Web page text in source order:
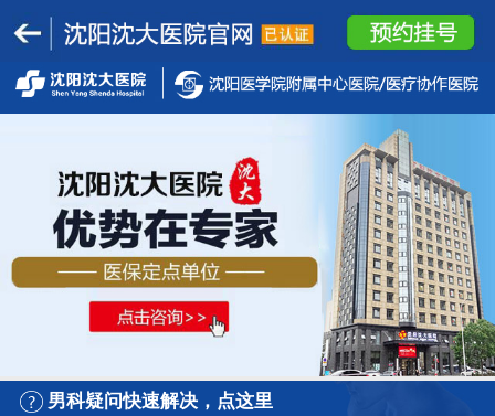
男科疑问快速解决，点这里